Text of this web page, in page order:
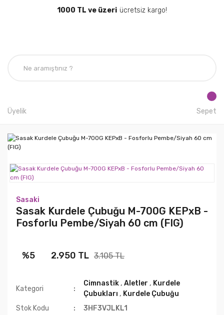
1000 TL ve üzeri ücretsiz kargo!
Üyelik Sepet
Sasaki
Sasak Kurdele Çubuğu M-700G KEPxB -
Fosforlu Pembe/Siyah 60 cm (FIG)
%5 2.950 TL 3.105 TL
Kategori
Cimnastik,Aletler , Kurdele
Çubukları , Kurdele Çubuğu
Stok Kodu
3HF3VJLKL1